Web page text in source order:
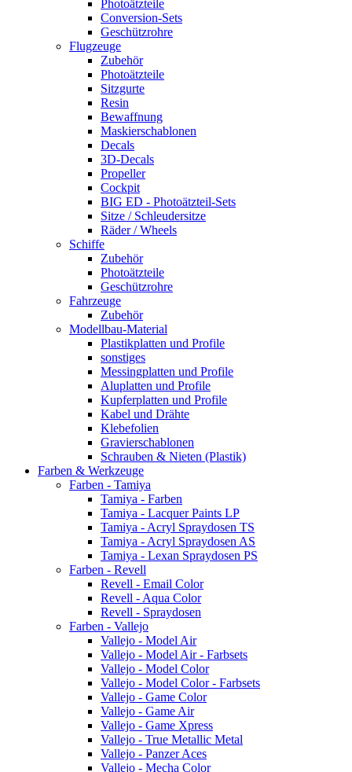
Photoätzteile
Conversion-Sets
Geschützrohre
Flugzeuge
Zubehör
Photoätzteile
Sitzgurte
Resin
Bewaffnung
Maskierschablonen
Decals
3D-Decals
Propeller
Cockpit
BIG ED - Photoätzteil-Sets
Sitze / Schleudersitze
Räder / Wheels
Schiffe
Zubehör
Photoätzteile
Geschützrohre
Fahrzeuge
Zubehör
Modellbau-Material
Plastikplatten und Profile
sonstiges
Messingplatten und Profile
Aluplatten und Profile
Kupferplatten und Profile
Kabel und Drähte
Klebefolien
Gravierschablonen
Schrauben & Nieten (Plastik)
Farben & Werkzeuge
Farben - Tamiya
Tamiya - Farben
Tamiya - Lacquer Paints LP
Tamiya - Acryl Spraydosen TS
Tamiya - Acryl Spraydosen AS
Tamiya - Lexan Spraydosen PS
Farben - Revell
Revell - Email Color
Revell - Aqua Color
Revell - Spraydosen
Farben - Vallejo
Vallejo - Model Air
Vallejo - Model Air - Farbsets
Vallejo - Model Color
Vallejo - Model Color - Farbsets
Vallejo - Game Color
Vallejo - Game Air
Vallejo - Game Xpress
Vallejo - True Metallic Metal
Vallejo - Panzer Aces
Vallejo - Mecha Color